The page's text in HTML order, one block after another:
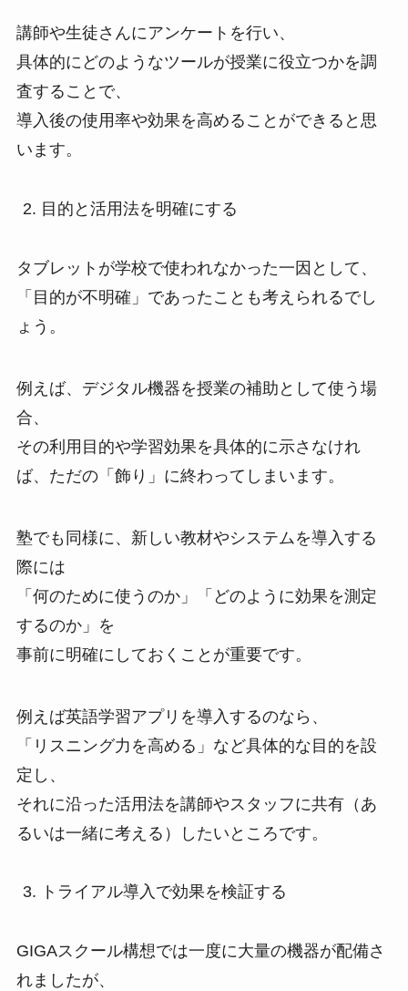
講師や生徒さんにアンケートを行い、
具体的にどのようなツールが授業に役立つかを調
査することで、
導入後の使用率や効果を高めることができると思
います。
目的と活用法を明確にする
タブレットが学校で使われなかった一因として、
「目的が不明確」であったことも考えられるでし
ょう。
例えば、デジタル機器を授業の補助として使う場
合、
その利用目的や学習効果を具体的に示さなけれ
ば、ただの「飾り」に終わってしまいます。
塾でも同様に、新しい教材やシステムを導入する
際には
「何のために使うのか」「どのように効果を測定
するのか」を
事前に明確にしておくことが重要です。
例えば英語学習アプリを導入するのなら、
「リスニング力を高める」など具体的な目的を設
定し、
それに沿った活用法を講師やスタッフに共有（あ
るいは一緒に考える）したいところです。
トライアル導入で効果を検証する
GIGAスクール構想では一度に大量の機器が配備さ
れましたが、